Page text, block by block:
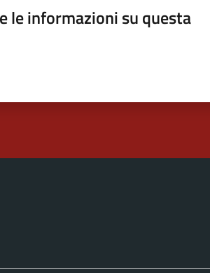
le informazioni su questa